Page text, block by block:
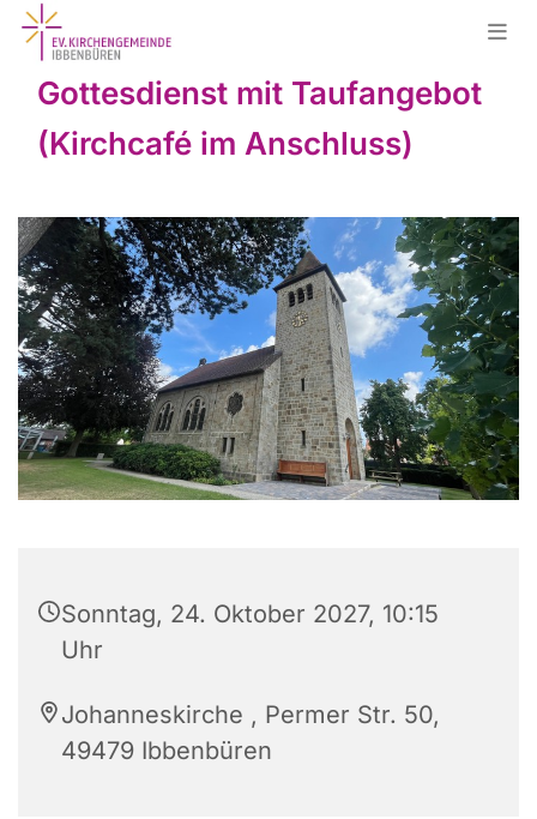
Gottesdienst mit Taufangebot
(Kirchcafé im Anschluss)
Sonntag, 24. Oktober 2027, 10:15
Uhr
Johanneskirche , Permer Str. 50,
49479 Ibbenbüren